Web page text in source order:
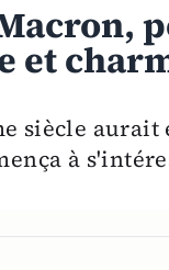
et
siècle
à